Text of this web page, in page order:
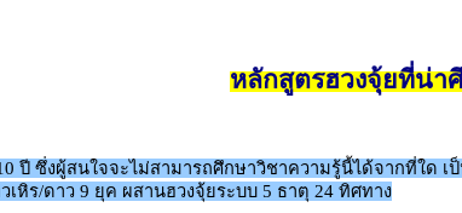
หลักสูตรฮวงจุ้ยที่น่า
ซึ่งผู้สนใจจะไม่สามารถศึกษาวิชาความรู้นี้ได้จากที่ใด เ
หิร/ดาว 9 ยุค ผสานฮวงจุ้ยระบบ 5 ธาตุ 24 ทิศทาง